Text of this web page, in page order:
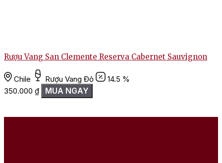
Rượu Vang San Clemente Reserva Cabernet Sauvignon
Chile Rượu Vang Đỏ
14.5 %
350.000 ₫ MUA NGAY